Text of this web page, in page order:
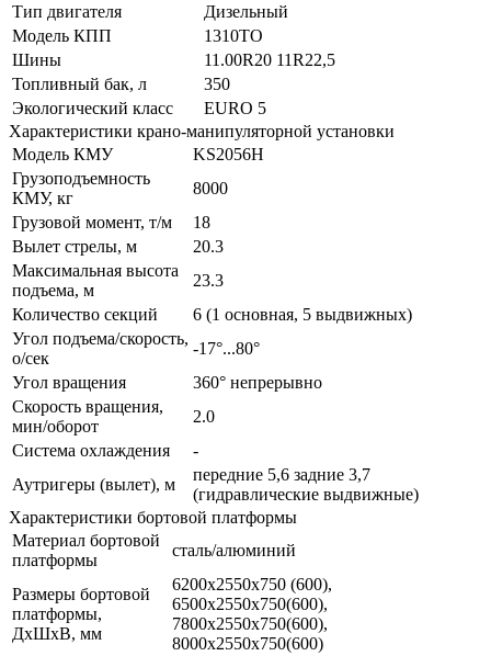
Тип двигателя
Дизельный
Модель КПП
1310TO
Шины
11.00R20 11R22,5
Топливный бак, л
350
Экологический класс
EURO 5
Характеристики крано-манипуляторной установки
Модель КМУ
KS2056H
Грузоподъемность
КМУ, кг
8000
Грузовой момент, т/м
18
Вылет стрелы, м
20.3
Максимальная высота
подъема, м
23.3
Количество секций
6 (1 основная, 5 выдвижных)
Угол подъема/скорость,
о/сек
-17°...80°
Угол вращения
360° непрерывно
Скорость вращения,
мин/оборот
2.0
Система охлаждения
-
Аутригеры (вылет), м
передние 5,6 задние 3,7
(гидравлические выдвижные)
Характеристики бортовой платформы
Материал бортовой
платформы
сталь/алюминий
Размеры бортовой
платформы,
ДхШхВ, мм
6200х2550х750 (600),
6500х2550х750(600),
7800х2550х750(600),
8000х2550х750(600)